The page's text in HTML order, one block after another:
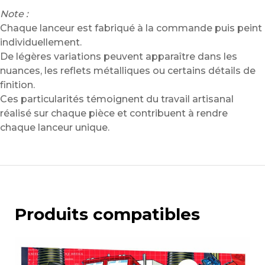
Note :
Chaque lanceur est fabriqué à la commande puis peint
individuellement.
De légères variations peuvent apparaître dans les
nuances, les reflets métalliques ou certains détails de
finition.
Ces particularités témoignent du travail artisanal
réalisé sur chaque pièce et contribuent à rendre
chaque lanceur unique.
Produits compatibles